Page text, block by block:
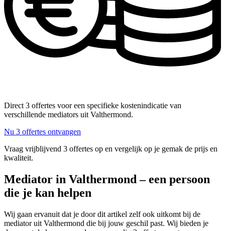
Direct 3 offertes voor een specifieke kostenindicatie van
verschillende mediators uit Valthermond.
Nu 3 offertes ontvangen
Vraag vrijblijvend 3 offertes op en vergelijk op je gemak de prijs en
kwaliteit.
Mediator in Valthermond – een persoon
die je kan helpen
Wij gaan ervanuit dat je door dit artikel zelf ook uitkomt bij de
mediator uit Valthermond die bij jouw geschil past. Wij bieden je